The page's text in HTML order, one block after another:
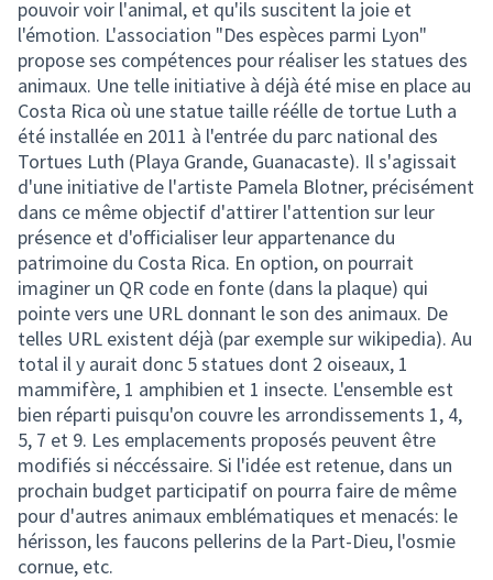
pouvoir voir l'animal, et qu'ils suscitent la joie et
l'émotion. L'association "Des espèces parmi Lyon"
propose ses compétences pour réaliser les statues des
animaux. Une telle initiative à déjà été mise en place au
Costa Rica où une statue taille réélle de tortue Luth a
été installée en 2011 à l'entrée du parc national des
Tortues Luth (Playa Grande, Guanacaste). Il s'agissait
d'une initiative de l'artiste Pamela Blotner, précisément
dans ce même objectif d'attirer l'attention sur leur
présence et d'officialiser leur appartenance du
patrimoine du Costa Rica. En option, on pourrait
imaginer un QR code en fonte (dans la plaque) qui
pointe vers une URL donnant le son des animaux. De
telles URL existent déjà (par exemple sur wikipedia). Au
total il y aurait donc 5 statues dont 2 oiseaux, 1
mammifère, 1 amphibien et 1 insecte. L'ensemble est
bien réparti puisqu'on couvre les arrondissements 1, 4,
5, 7 et 9. Les emplacements proposés peuvent être
modifiés si néccéssaire. Si l'idée est retenue, dans un
prochain budget participatif on pourra faire de même
pour d'autres animaux emblématiques et menacés: le
hérisson, les faucons pellerins de la Part-Dieu, l'osmie
cornue, etc.